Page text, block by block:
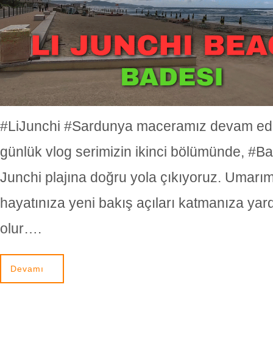
#LiJunchi #Sardunya maceramız devam
günlük vlog serimizin ikinci bölümünde,
Junchi plajına doğru yola çıkıyoruz.
hayatınıza yeni bakış açıları katmanıza
olur….
Devamı